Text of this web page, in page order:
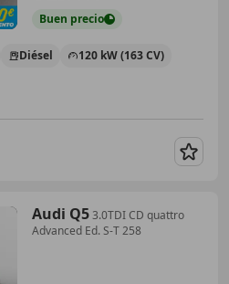
Buen precio
Diésel 120 kW (163 CV)
Audi Q53.0TDI CD quattro
Advanced Ed. S-T 258